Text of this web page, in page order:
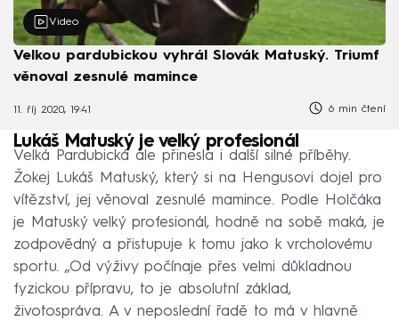
Video
Velkou pardubickou vyhrál Slovák Matuský. Triumf
věnoval zesnulé mamince
11. říj 2020, 19:41 6 min čtení
Lukáš Matuský je velký profesionál
Velká Pardubická ale přinesla i další silné příběhy.
Žokej Lukáš Matuský, který si na Hengusovi dojel pro
vítězství, jej věnoval zesnulé mamince. Podle Holčáka
je Matuský velký profesionál, hodně na sobě maká, je
zodpovědný a přistupuje k tomu jako k vrcholovému
sportu. „Od výživy počínaje přes velmi důkladnou
fyzickou přípravu, to je absolutní základ,
životospráva. A v neposlední řadě to má v hlavně